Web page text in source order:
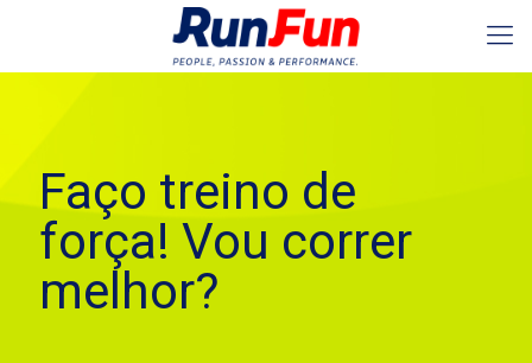
Faço treino de
força! Vou correr
melhor?